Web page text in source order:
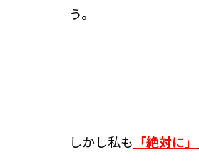
う。
しかし私も 「絶対に」